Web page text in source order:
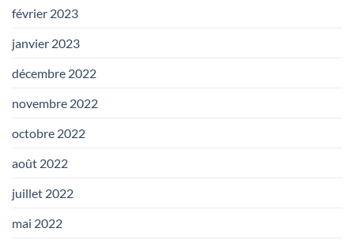
février 2023
janvier 2023
décembre 2022
novembre 2022
octobre 2022
août 2022
juillet 2022
mai 2022